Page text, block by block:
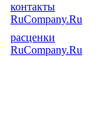
контакты
RuCompany.Ru
расценки
RuCompany.Ru